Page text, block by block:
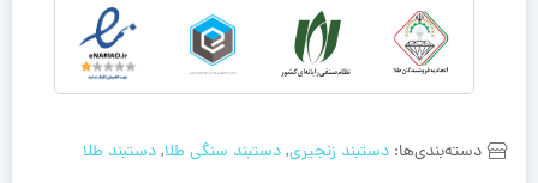
دسته‌بندی‌ها: دستبند زنجیری,دستبند سنگی طلا,دستبند طلا